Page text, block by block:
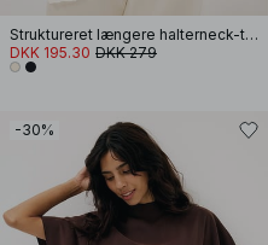
Struktureret længere halterneck-top
DKK 195.30 DKK 279
-30%